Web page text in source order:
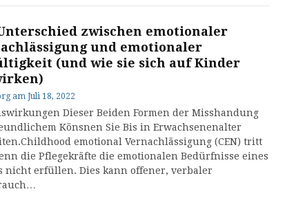
zwischen emotionaler
und emotionaler
(und wie sie sich auf Kinder
am Juli 18, 2022
Dieser Beiden Formen der Misshandung
Könsnen Sie Bis in Erwachsenenalter
emotional Vernachlässigung (CEN) tritt
die Pflegekräfte die emotionalen Bedürfnisse eines
nicht erfüllen. Dies kann offener, verbaler